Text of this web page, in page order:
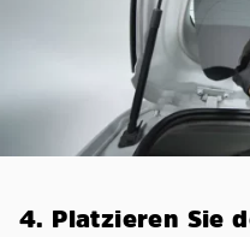
4. Platzieren Sie